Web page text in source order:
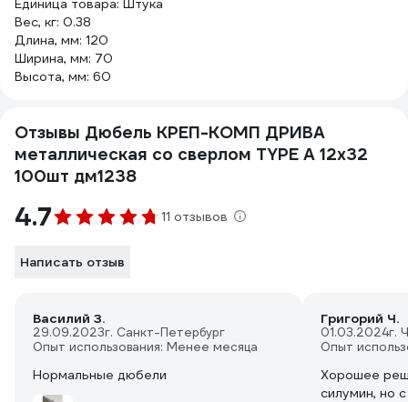
Единица товара: Штука
Вес, кг: 0.38
Длина, мм: 120
Ширина, мм: 70
Высота, мм: 60
Отзывы Дюбель КРЕП-КОМП ДРИВА
металлическая со сверлом TYPE A 12х32
100шт дм1238
4.7 11 отзывов
Написать отзыв
Василий З.
29.09.2023г. Санкт-Петербург
Опыт использования: Менее месяца
Нормальные дюбели
Григорий Ч.
01.03.2024г.
Опыт
Хорошее
силумин, но